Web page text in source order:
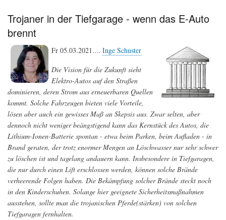
Trojaner in der Tiefgarage - wenn das E-Auto
brennt
Fr 05.03.2021.... Inge Schuster
Die Vision für die Zukunft sieht
Elektro-Autos auf den Straßen
dominieren, deren Strom aus erneuerbaren Quellen
kommt. Solche Fahrzeugen bieten viele Vorteile,
lösen aber auch ein gewisses Maß an Skepsis aus. Zwar selten, aber
dennoch nicht weniger beängstigend kann das Kernstück des Autos, die
Lithium-Ionen-Batterie spontan - etwa beim Parken, beim Aufladen - in
Brand geraten, der trotz enormer Mengen an Löschwasser nur sehr schwer
zu löschen ist und tagelang andauern kann. Insbesondere in Tiefgaragen,
die nur durch einen Lift erschlossen werden, können solche Brände
verheerende Folgen haben. Die Bekämpfung solcher Brände steckt noch
in den Kinderschuhen. Solange hier geeignete Sicherheitsmaßnahmen
ausstehen, sollte man die trojanischen Pferde(stärken) von solchen
Tiefgaragen fernhalten.